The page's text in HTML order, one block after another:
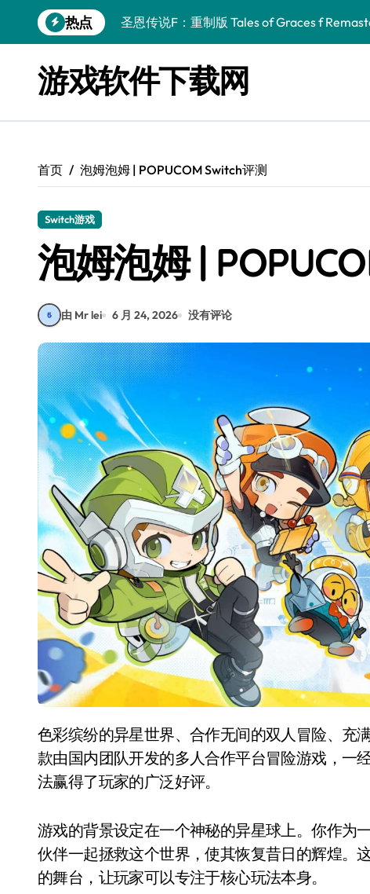
到
热点
圣恩传说F：重制版 Tales of Graces f
终焉之玛格诺利亚：雾中之花 ENDER
休闲运动系列：网球 Casual Sport Series
星球大战前传1：绝地力量之战 Star Wars
阿瑞亚之旅 Worlds of Aria
阿喀琉斯：传说未竟之谜 Achilles Legends
游戏软件下载网
首页 泡姆泡姆 | POPUCOM Switch评测
Switch游戏
泡姆泡姆 |
由 Mr lei 6 月 24, 2026 没有评论
色彩缤纷的异星世界、合作无间的双人冒险、充满创意的解谜机制——这就是《泡姆泡姆》，一
款由国内团队开发的多人合作平台冒险游戏，一
法赢得了玩家的广泛好评。
游戏的背景设定在一个神秘的异星球上。你作为
伙伴一起拯救这个世界，使其恢复昔日的辉煌。
的舞台，让玩家可以专注于核心玩法本身。